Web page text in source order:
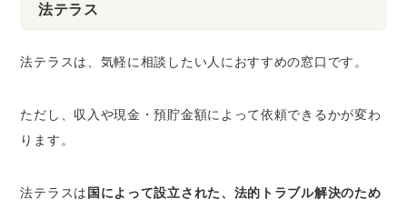
法テラス
法テラスは、気軽に相談したい人におすすめの窓口です。
ただし、収入や現金・預貯金額によって依頼できるかが変わ
ります。
法テラスは国によって設立された、法的トラブル解決のため